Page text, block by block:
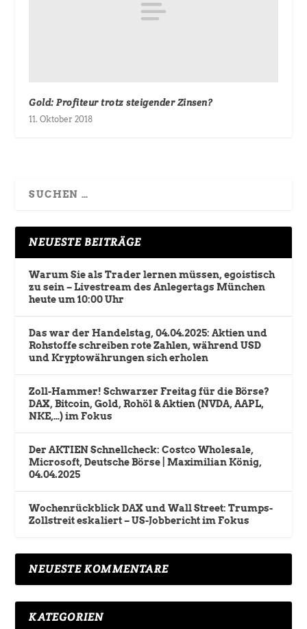
Gold: Profiteur trotz steigender Zinsen?
11. Oktober 2018
NEUESTE BEITRÄGE
Warum Sie als Trader lernen müssen, egoistisch
zu sein – Livestream des Anlegertags München
heute um 10:00 Uhr
Das war der Handelstag, 04.04.2025: Aktien und
Rohstoffe schreiben rote Zahlen, während USD
und Kryptowährungen sich erholen
Zoll-Hammer! Schwarzer Freitag für die Börse?
DAX, Bitcoin, Gold, Rohöl & Aktien (NVDA, AAPL,
NKE,…) im Fokus
Der AKTIEN Schnellcheck: Costco Wholesale,
Microsoft, Deutsche Börse | Maximilian König,
04.04.2025
Wochenrückblick DAX und Wall Street: Trumps-
Zollstreit eskaliert – US-Jobbericht im Fokus
NEUESTE KOMMENTARE
KATEGORIEN